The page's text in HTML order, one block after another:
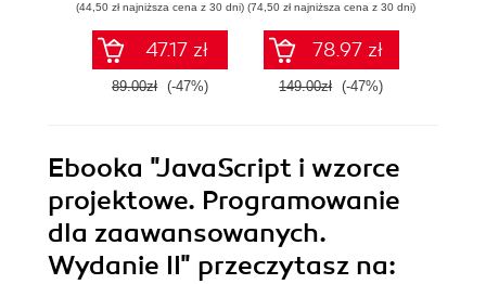
zespołowi w erze
sztucznej
inteligencji
(44,50 zł najniższa cena z 30 dni)
47.17 zł
89.00zł (-47%)
zautomatyzujesz i
usprawnisz każde
zadanie
(74,50 zł najniższa cena z 30 dni)
78.97 zł
149.00zł (-47%)
Ebooka "JavaScript i wzorce
projektowe. Programowanie
dla zaawansowanych.
Wydanie II" przeczytasz na: